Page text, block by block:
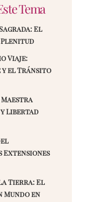
Tema
El
Plenitud
Viaje:
y el Tránsito
Maestra
y Libertad
Extensiones
Tierra: El
Mundo en